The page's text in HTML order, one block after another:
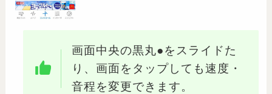
画面中央の黒丸●をスライドた
り、画面をタップしても速度・
音程を変更できます。